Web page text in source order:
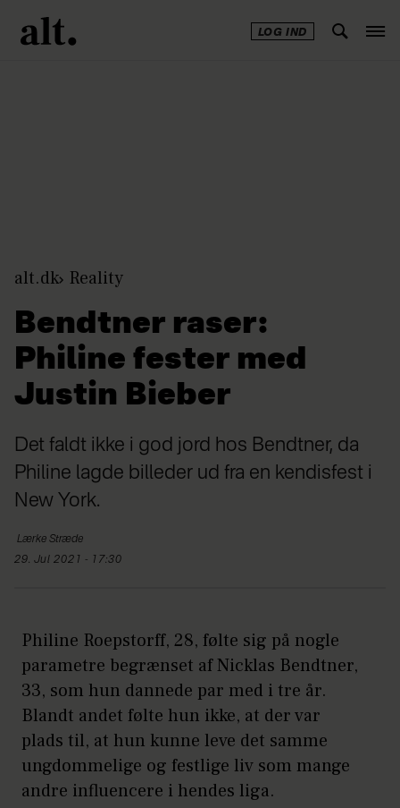
LOG IND
alt.dk Reality
Bendtner raser:
Philine fester med
Justin Bieber
Det faldt ikke i god jord hos Bendtner, da
Philine lagde billeder ud fra en kendisfest i
New York.
Lærke Stræde
29. Jul 2021 - 17:30
Philine Roepstorff, 28, følte sig på nogle
parametre begrænset af Nicklas Bendtner,
33, som hun dannede par med i tre år.
Blandt andet følte hun ikke, at der var
plads til, at hun kunne leve det samme
ungdommelige og festlige liv som mange
andre influencere i hendes liga.